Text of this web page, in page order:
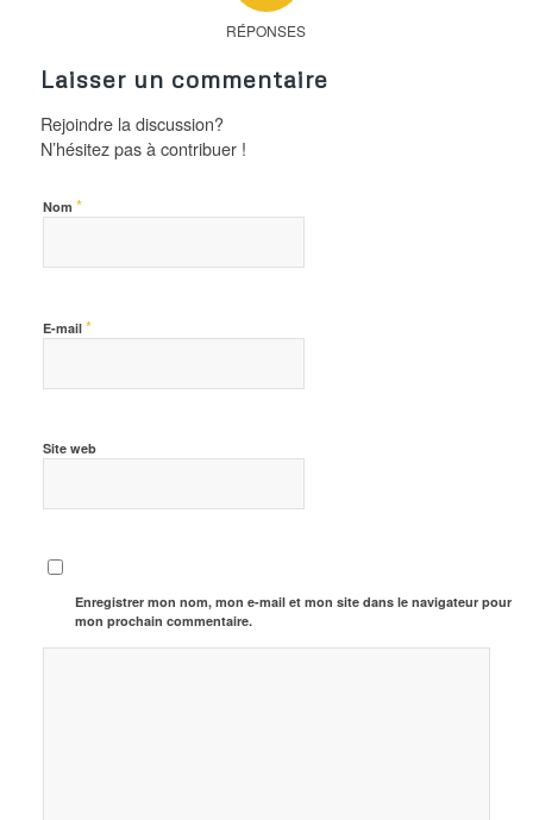
RÉPONSES
Laisser un commentaire
Rejoindre la discussion?
N’hésitez pas à contribuer !
Nom *
E-mail *
Site web
Enregistrer mon nom, mon e-mail et mon site dans le navigateur pour
mon prochain commentaire.